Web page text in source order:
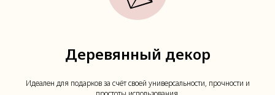
Деревянный декор
Идеален для подарков за счёт своей универсальности, прочности и